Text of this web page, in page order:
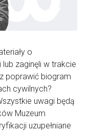
o
zaginęli w trakcie
poprawić biogram
cywilnych?
uwagi będą
Muzeum
uzupełniane